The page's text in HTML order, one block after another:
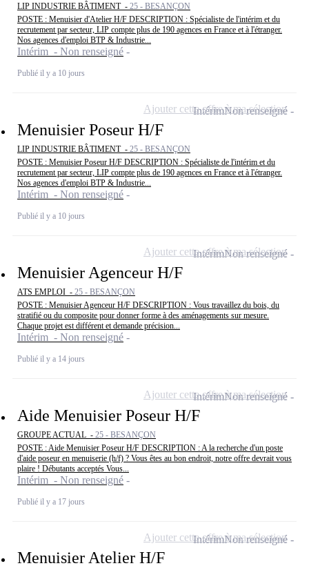
LIP INDUSTRIE BÂTIMENT - 25 - BESANÇON
POSTE : Menuisier d'Atelier H/F DESCRIPTION : Spécialiste de l'intérim et du
recrutement par secteur, LIP compte plus de 190 agences en France et à l'étranger.
Nos agences d'emploi BTP & Industrie...
Intérim - Non renseigné
Publié il y a 10 jours
Menuisier Poseur H/F
LIP INDUSTRIE BÂTIMENT - 25 - BESANÇON
POSTE : Menuisier Poseur H/F DESCRIPTION : Spécialiste de l'intérim et du
recrutement par secteur, LIP compte plus de 190 agences en France et à l'étranger.
Nos agences d'emploi BTP & Industrie...
Intérim - Non renseigné
Publié il y a 10 jours
IntérimNon renseigné
Ajouter cette offre à ma sélection
Menuisier Agenceur H/F
ATS EMPLOI - 25 - BESANÇON
POSTE : Menuisier Agenceur H/F DESCRIPTION : Vous travaillez du bois, du
stratifié ou du composite pour donner forme à des aménagements sur mesure.
Chaque projet est différent et demande précision...
Intérim - Non renseigné
Publié il y a 14 jours
IntérimNon renseigné
Ajouter cette offre à ma sélection
Aide Menuisier Poseur H/F
GROUPE ACTUAL - 25 - BESANÇON
POSTE : Aide Menuisier Poseur H/F DESCRIPTION : A la recherche d'un poste
d'aide poseur en menuiserie (h/f) ? Vous êtes au bon endroit, notre offre devrait vous
plaire ! Débutants acceptés Vous...
Intérim - Non renseigné
Publié il y a 17 jours
IntérimNon renseigné
Ajouter cette offre à ma sélection
Menuisier Atelier H/F
IntérimNon renseigné
Ajouter cette offre à ma sélection